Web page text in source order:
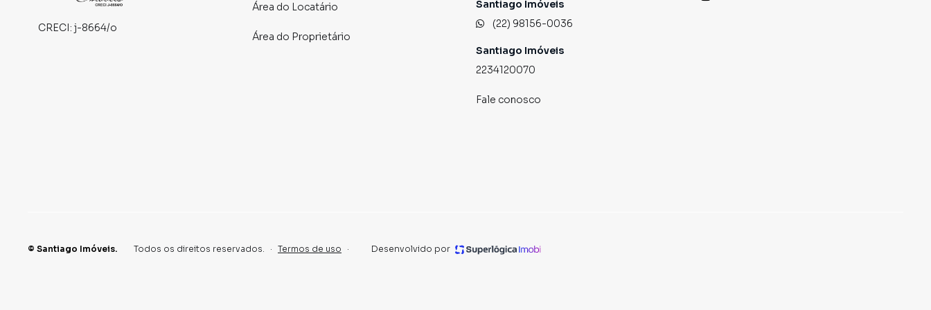
CRECI: j-8664/o
Área do Locatário
Área do Proprietário
Santiago Imóveis
(22) 98156-0036
Santiago Imóveis
2234120070
Fale conosco
© Santiago Imóveis. Todos os direitos reservados. · Termos de uso · Desenvolvido por